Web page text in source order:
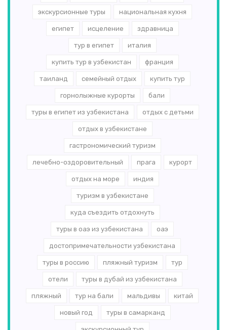
экскурсионные туры национальная кухня
египет исцеление здравница
тур в египет италия
купить тур в узбекистан франция
таиланд семейный отдых купить тур
горнолыжные курорты бали
туры в египет из узбекистана отдых с детьми
отдых в узбекистане
гастрономический туризм
лечебно-оздоровительный прага курорт
отдых на море индия
туризм в узбекистане
куда съездить отдохнуть
туры в оаэ из узбекистана оаэ
достопримечательности узбекистана
туры в россию пляжный туризм тур
отели туры в дубай из узбекистана
пляжный тур на бали мальдивы китай
новый год туры в самарканд